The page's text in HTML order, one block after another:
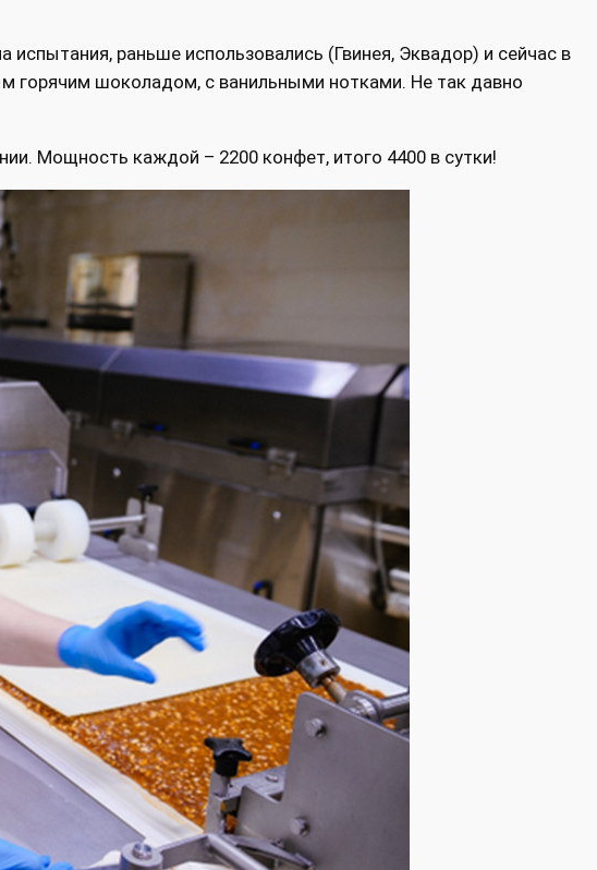
испытания, раньше использовались (Гвинея, Эквадор) и сейчас в
горячим шоколадом, с ванильными нотками. Не так давно
Мощность каждой – 2200 конфет, итого 4400 в сутки!